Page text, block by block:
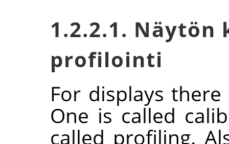
1.2.2.1.
profilointi
For displays
One is called
called profiling.